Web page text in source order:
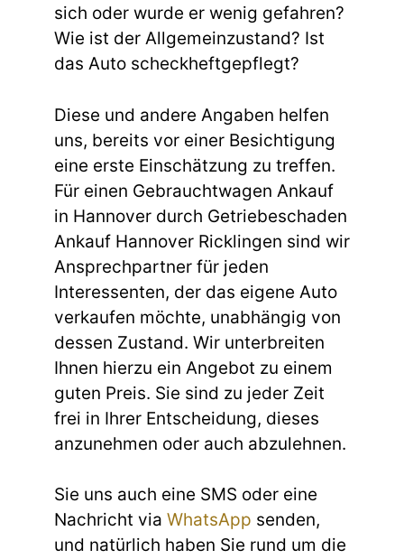
sich oder wurde er wenig gefahren?
Wie ist der Allgemeinzustand? Ist
das Auto scheckheftgepflegt?
Diese und andere Angaben helfen
uns, bereits vor einer Besichtigung
eine erste Einschätzung zu treffen.
Für einen Gebrauchtwagen Ankauf
in Hannover durch Getriebeschaden
Ankauf Hannover Ricklingen sind wir
Ansprechpartner für jeden
Interessenten, der das eigene Auto
verkaufen möchte, unabhängig von
dessen Zustand. Wir unterbreiten
Ihnen hierzu ein Angebot zu einem
guten Preis. Sie sind zu jeder Zeit
frei in Ihrer Entscheidung, dieses
anzunehmen oder auch abzulehnen.
Sie uns auch eine SMS oder eine
Nachricht via WhatsApp senden,
und natürlich haben Sie rund um die